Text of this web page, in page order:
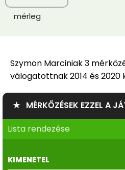
mérleg
Szymon Marciniak 3
válogatottnak 2014 és 2020
★ MÉRKŐZÉSEK EZZEL A
Lista rendezése
KIMENETEL